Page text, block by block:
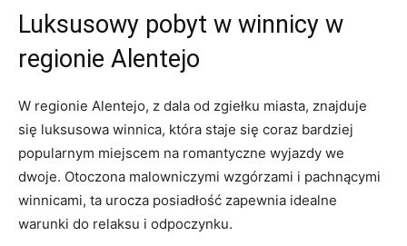
Luksusowy pobyt w winnicy w
regionie Alentejo
W regionie Alentejo, z dala od zgiełku miasta, znajduje
się luksusowa winnica, która staje się coraz bardziej
popularnym miejscem na romantyczne wyjazdy we
dwoje. Otoczona malowniczymi wzgórzami i pachnącymi
winnicami, ta urocza posiadłość zapewnia idealne
warunki do relaksu i odpoczynku.